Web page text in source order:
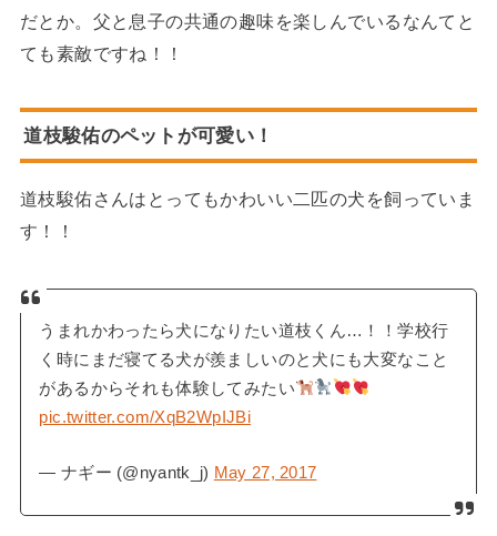
だとか。父と息子の共通の趣味を楽しんでいるなんてと
ても素敵ですね！！
道枝駿佑のペットが可愛い！
道枝駿佑さんはとってもかわいい二匹の犬を飼っていま
す！！
うまれかわったら犬になりたい道枝くん…！！学校行
く時にまだ寝てる犬が羨ましいのと犬にも大変なこと
があるからそれも体験してみたい
pic.twitter.com/XqB2WpIJBi
— ナギー (@nyantk_j) May 27, 2017